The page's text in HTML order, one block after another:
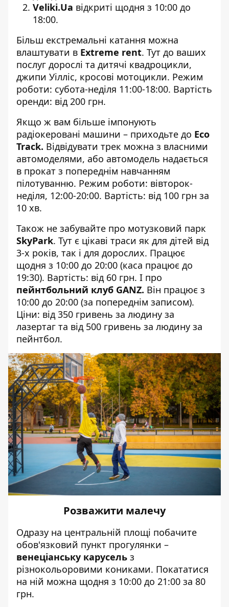
Veliki.Ua відкриті щодня з 10:00 до
18:00.
Більш екстремальні катання можна
влаштувати в Extreme rent. Тут до ваших
послуг дорослі та дитячі квадроцикли,
джипи Уілліс, кросові мотоцикли. Режим
роботи: субота-неділя 11:00-18:00. Вартість
оренди: від 200 грн.
Якщо ж вам більше імпонують
радіокеровані машини – приходьте до Eco
Track. Відвідувати трек можна з власними
автомоделями, або автомодель надається
в прокат з попереднім навчанням
пілотуванню. Режим роботи: вівторок-
неділя, 12:00-20:00. Вартість: від 100 грн за
10 хв.
Також не забувайте про мотузковий парк
SkyPark. Тут є цікаві траси як для дітей від
3-х років, так і для дорослих. Працює
щодня з 10:00 до 20:00 (каса працює до
19:30). Вартість: від 60 грн. І про
пейнтбольний клуб GANZ. Він працює з
10:00 до 20:00 (за попереднім записом).
Ціни: від 350 гривень за людину за
лазертаг та від 500 гривень за людину за
пейнтбол.
Розважити малечу
Одразу на центральній площі побачите
обов'язковий пункт прогулянки –
венеціанську карусель з
різнокольоровими кониками. Покататися
на ній можна щодня з 10:00 до 21:00 за 80
грн.